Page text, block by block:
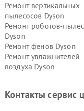
Ремонт вертикальных
пылесосов Dyson
Ремонт роботов-
Dyson
Ремонт фенов Dyson
Ремонт увлажнителей
воздуха Dyson
Контакты сервис